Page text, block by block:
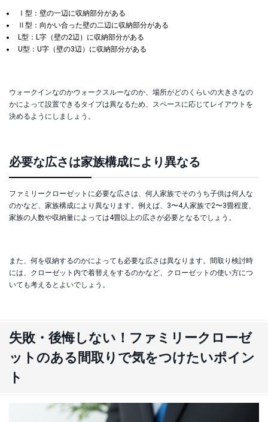
Ⅰ型：壁の一辺に収納部分がある
Ⅱ型：向かい合った壁の二辺に収納部分がある
L型：L字（壁の2辺）に収納部分がある
U型：U字（壁の3辺）に収納部分がある
ウォークインなのかウォークスルーなのか、場所がどのくらいの大きさなの
かによって設置できるタイプは異なるため、スペースに応じてレイアウトを
決めるようにしましょう。
必要な広さは家族構成により異なる
ファミリークローゼットに必要な広さは、何人家族でそのうち子供は何人な
のかなど、家族構成により異なります。例えば、3〜4人家族で2〜3畳程度、
家族の人数や収納量によっては4畳以上の広さが必要となるでしょう。
また、何を収納するのかによっても必要な広さは異なります。間取り検討時
には、クローゼット内で着替えをするのかなど、クローゼットの使い方につ
いても考えるとよいでしょう。
失敗・後悔しない！ファミリークローゼ
ットのある間取りで気をつけたいポイン
ト